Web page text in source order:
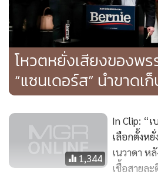
ไบเดนและผู้สมัครคนอื่นๆ ทั้งหมดของ
กับไมเคิล บลูมเบิร์ก อดีตนายกเทศมน
500 ล้านดอลลาร์ปูพรมโฆษณาทั่วปร
แข่งในซูเปอร์ทิวส์เดย์วันอังคารนี้ (3
อย่างไรก็ตาม มีอย่างน้อย 5 รัฐที่จัดกา
มีชาวแอฟริกัน-อเมริกันจำนวนมากที่อ
ขณะเดียวกัน ชัยชนะของไบเดนในเซาธ์
โหวตหยั่งเสียงของพร
“แซนเดอร์ส” นำขาดเ
1,344
In Clip: “
เลือกตั้งหยั่
เนวาดา ห
เชื้อสายละ